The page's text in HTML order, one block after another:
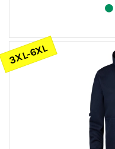
3XL-6XL